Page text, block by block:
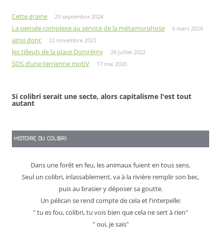
Cette graine 29 septembre 2024
La pensée complexe au service de la métamorphose 6 mars 2024
ainsi donc 22 novembre 2023
les tilleuls de la place Domrémy 28 juillet 2022
SOS d’une terrienne motiV 17 mai 2020
Si colibri serait une secte, alors capitalisme l'est tout
autant
HISTOIRE DU COLIBRI
Dans une forêt en feu, les animaux fuient en tous sens.
Seul un colibri, inlassablement, va à la rivière remplir son bec,
puis au brasier y déposer sa goutte.
Un pélican se rend compte de cela et l'interpelle:
" tu es fou, colibri, tu vois bien que cela ne sert à rien"
" oui, je sais"